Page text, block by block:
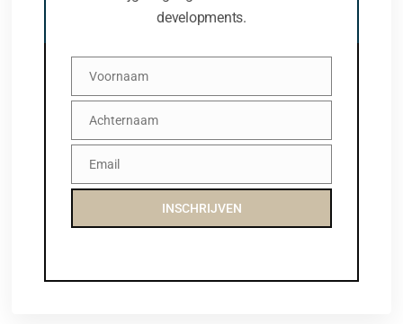
developments.
Voornaam
Voornaam
Achternaam
Achternaam
EmailEmail
INSCHRIJVEN